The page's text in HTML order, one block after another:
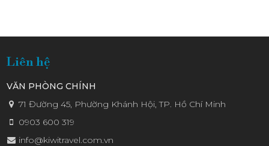
Liên hệ
VĂN PHÒNG CHÍNH
71 Đường 45, Phường Khánh Hội, TP. Hồ Chí Minh
0903 600 319
info@kiwitravel.com.vn